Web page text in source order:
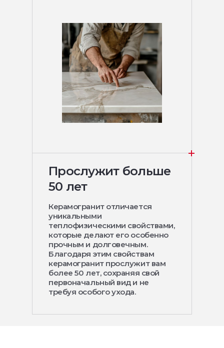
Прослужит больше
50 лет
Керамогранит отличается
уникальными
теплофизическими свойствами,
которые делают его особенно
прочным и долговечным.
Благодаря этим свойствам
керамогранит прослужит вам
более 50 лет, сохраняя свой
первоначальный вид и не
требуя особого ухода.